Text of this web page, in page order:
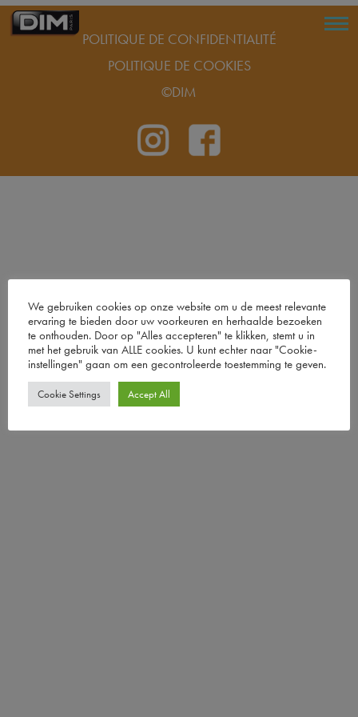
POLITIQUE DE CONFIDENTIALITÉ
POLITIQUE DE COOKIES
©DIM
We gebruiken cookies op onze website om u de meest relevante
ervaring te bieden door uw voorkeuren en herhaalde bezoeken
te onthouden. Door op "Alles accepteren" te klikken, stemt u in
met het gebruik van ALLE cookies. U kunt echter naar "Cookie-
instellingen" gaan om een ​​gecontroleerde toestemming te geven.
Cookie Settings Accept All